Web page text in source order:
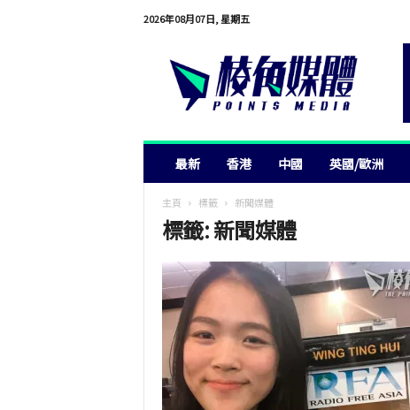
2026年08月07日, 星期五
最新 香港 中國 英國/歐洲
主頁 標籤 新聞媒體
標籤: 新聞媒體